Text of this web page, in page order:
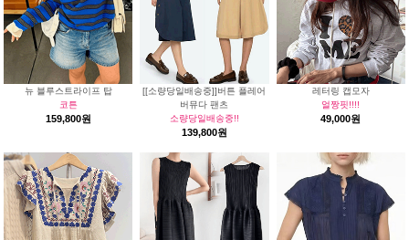
뉴 블루스트라이프 탑
코튼
159,800원
[[소량당일배송중]]버튼 플레어
버뮤다 팬츠
소량당일배송중!!
139,800원
레터링 캡모자
얼짱핏!!!!
49,000원